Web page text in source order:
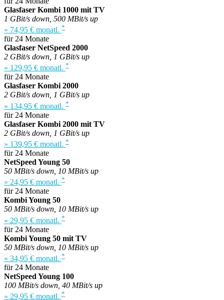
Glasfaser Kombi 1000 mit TV
1 GBit/s down, 500 MBit/s up
» 74,95 € monatl. *
für 24 Monate
Glasfaser NetSpeed 2000
2 GBit/s down, 1 GBit/s up
» 129,95 € monatl. *
für 24 Monate
Glasfaser Kombi 2000
2 GBit/s down, 1 GBit/s up
» 134,95 € monatl. *
für 24 Monate
Glasfaser Kombi 2000 mit TV
2 GBit/s down, 1 GBit/s up
» 139,95 € monatl. *
für 24 Monate
NetSpeed Young 50
50 MBit/s down, 10 MBit/s up
» 24,95 € monatl. *
für 24 Monate
Kombi Young 50
50 MBit/s down, 10 MBit/s up
» 29,95 € monatl. *
für 24 Monate
Kombi Young 50 mit TV
50 MBit/s down, 10 MBit/s up
» 34,95 € monatl. *
für 24 Monate
NetSpeed Young 100
100 MBit/s down, 40 MBit/s up
» 29,95 € monatl. *